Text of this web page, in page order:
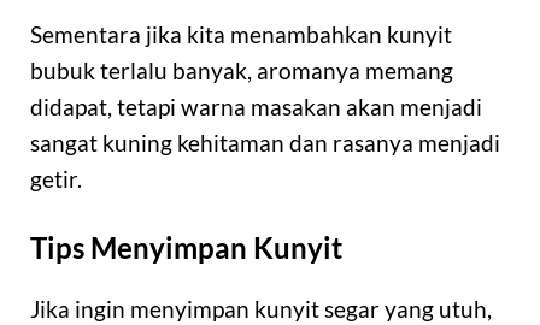
Sementara jika kita menambahkan kunyit
bubuk terlalu banyak, aromanya memang
didapat, tetapi warna masakan akan menjadi
sangat kuning kehitaman dan rasanya menjadi
getir.
Tips Menyimpan Kunyit
Jika ingin menyimpan kunyit segar yang utuh,